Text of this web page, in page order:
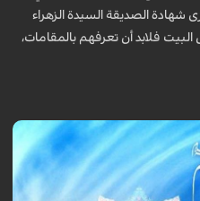
شهادة الصديقة السيدة الزهراء
البيت فلابد أن تعرفهم بالمقامات،